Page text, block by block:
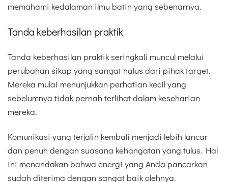
memahami kedalaman ilmu batin yang sebenarnya.
Tanda keberhasilan praktik
Tanda keberhasilan praktik seringkali muncul melalui
perubahan sikap yang sangat halus dari pihak target.
Mereka mulai menunjukkan perhatian kecil yang
sebelumnya tidak pernah terlihat dalam keseharian
mereka.
Komunikasi yang terjalin kembali menjadi lebih lancar
dan penuh dengan suasana kehangatan yang tulus. Hal
ini menandakan bahwa energi yang Anda pancarkan
sudah diterima dengan sangat baik olehnya.